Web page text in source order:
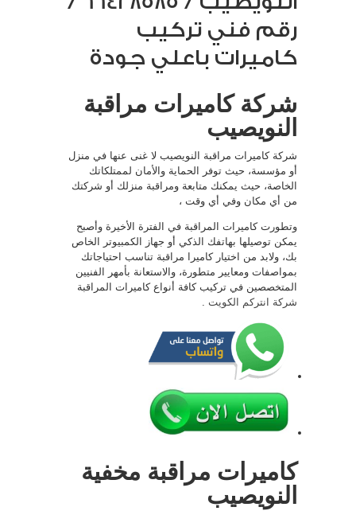
رقم فني تركيب
كاميرات باعلي جودة
شركة كاميرات مراقبة
النويصيب
شركة كاميرات مراقبة النويصيب لا غنى عنها في منزل
أو مؤسسة، حيث توفر الحماية والأمان لممتلكاتك
الخاصة، حيث يمكنك متابعة ومراقبة منزلك أو شركتك
من أي مكان وفي أي وقت ،
وتطورت كاميرات المراقبة في الفترة الأخيرة وأصبح
يمكن توصيلها بهاتفك الذكي أو جهاز الكمبيوتر الخاص
بك، ولابد من اختيار كاميرا مراقبة تناسب احتياجاتك
بمواصفات ومعايير متطورة، والاستعانة بأمهر الفنيين
المتخصصين في تركيب كافة أنواع كاميرات المراقبة
شركة انتركم الكويت
كاميرات مراقبة مخفية
النويصيب